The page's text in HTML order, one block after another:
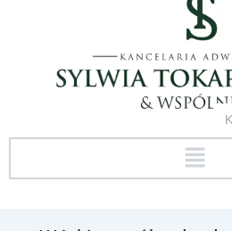
Menu
for: